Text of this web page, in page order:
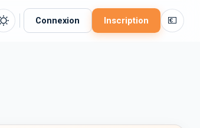
Connexion Inscription 💶